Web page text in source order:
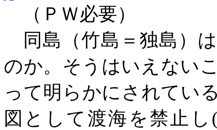
（ＰＷ必要）
同島（竹島＝独島）
のか。そうはいえない
って明らかにされてい
図として渡海を禁止し